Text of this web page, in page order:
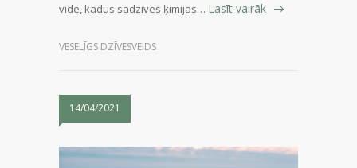
vide, kādus sadzīves ķīmijas… Lasīt vairāk
VESELĪGS DZĪVESVEIDS
14/04/2021